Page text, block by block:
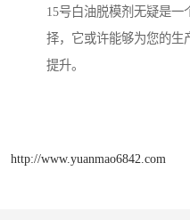
15号白油脱模剂无疑是
择，它或许能够为您的生
提升。
http://www.yuanmao6842.com